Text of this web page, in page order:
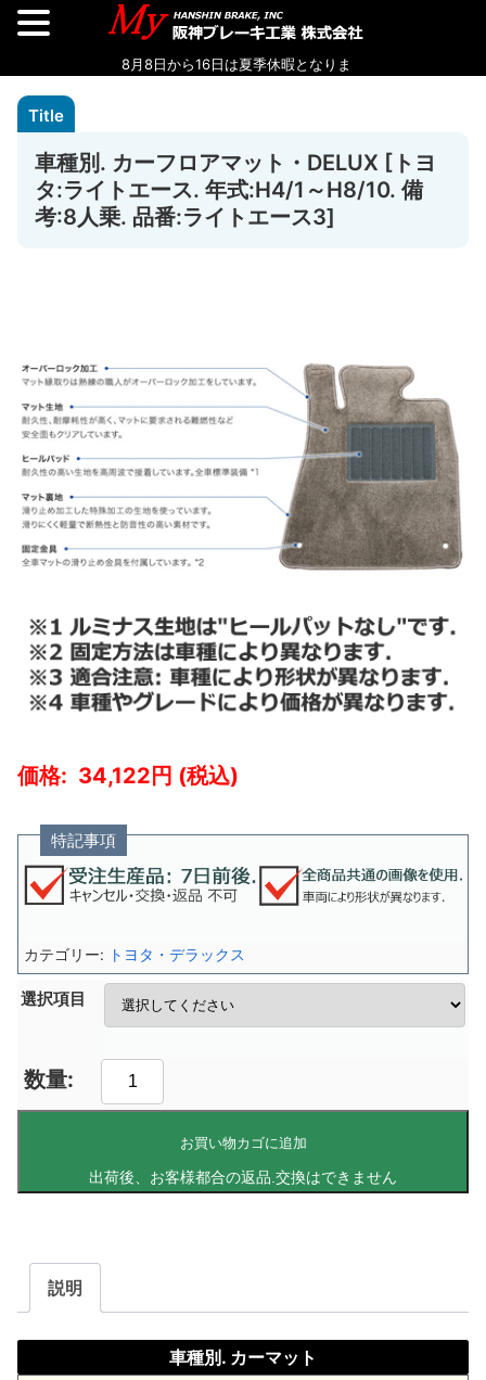
車種別. カーフロアマット・DELUX [トヨ
タ:ライトエース. 年式:H4/1～H8/10. 備
考:8人乗. 品番:ライトエース3]
34,122
特記事項
選択項目
お買い物カゴに追加
カテゴリー: トヨタ・デラックス
説明
車種別. カーマット